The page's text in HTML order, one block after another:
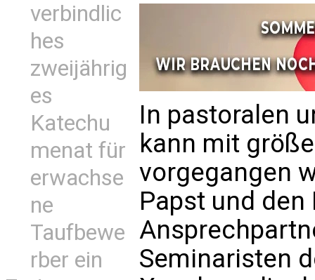
verbindlic
hes
zweijährig
es
Katechu
menat für
erwachse
ne
Taufbewe
rber ein
In pastoralen
kann mit
vorgegangen
Papst und
Seminaristen